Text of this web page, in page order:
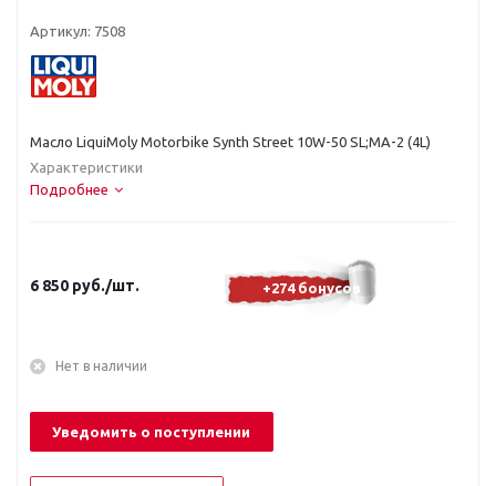
Артикул: 7508
Масло LiquiMoly Motorbike Synth Street 10W-50 SL;MA-2 (4L)
Характеристики
Подробнее
6 850 руб./шт. +274 бонусов
Нет в наличии
Уведомить о поступлении